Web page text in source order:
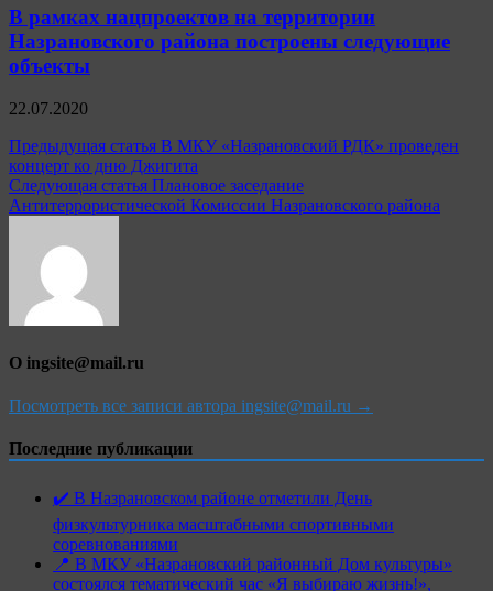
В рамках нацпроектов на территории
Назрановского района построены следующие
объекты
22.07.2020
Навигация
по
записям
Предыдущая статья В МКУ «Назрановский РДК» проведен
концерт ко дню Джигита
Следующая статья Плановое заседание
Антитеррористической Комиссии Назрановского района
О ingsite@mail.ru
Посмотреть все записи автора ingsite@mail.ru →
Последние публикации
✔️ В Назрановском районе отметили День
физкультурника масштабными спортивными
соревнованиями
📍 В МКУ «Назрановский районный Дом культуры»
состоялся тематический час «Я выбираю жизнь!»,